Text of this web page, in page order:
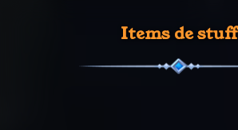
Items de stuff